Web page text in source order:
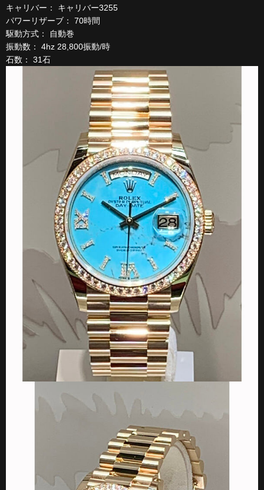
キャリバー： キャリバー3255
パワーリザーブ： 70時間
駆動方式： 自動巻
振動数： 4hz 28,800振動/時
石数： 31石